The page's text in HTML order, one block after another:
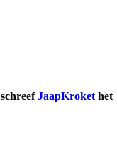
schreefJaapKroket het